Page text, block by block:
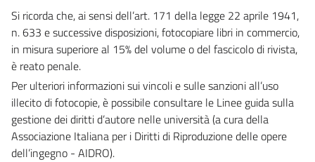
Si ricorda che, ai sensi dell’art. 171 della legge 22 aprile 1941,
n. 633 e successive disposizioni, fotocopiare libri in commercio,
in misura superiore al 15% del volume o del fascicolo di rivista,
è reato penale.
Per ulteriori informazioni sui vincoli e sulle sanzioni all’uso
illecito di fotocopie, è possibile consultare le Linee guida sulla
gestione dei diritti d’autore nelle università (a cura della
Associazione Italiana per i Diritti di Riproduzione delle opere
dell’ingegno - AIDRO).